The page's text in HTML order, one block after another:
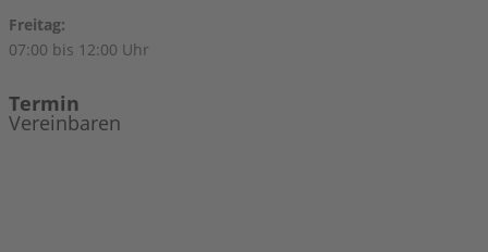
Freitag:
07:00 bis 12:00 Uhr
Termin
Vereinbaren